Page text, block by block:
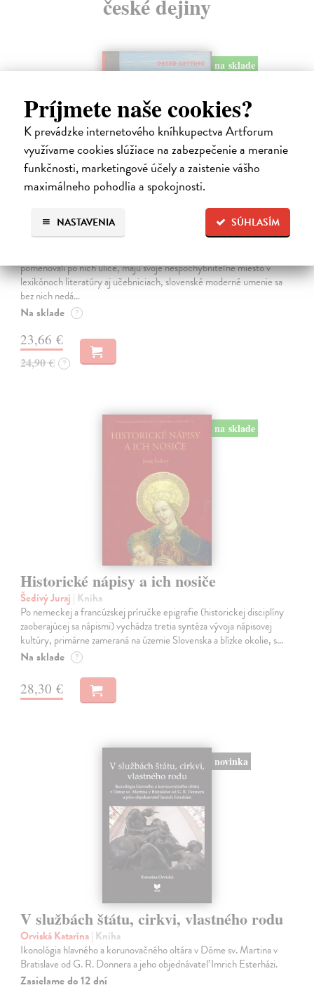
Príjmete naše cookies?
K prevádzke internetového kníhkupectva Artforum
využívame cookies slúžiace na zabezpečenie a meranie
funkčnosti, marketingové účely a zaistenie vášho
maximálneho pohodlia a spokojnosti.
SÚHLASÍM
NASTAVENIA
české dejiny
na sklade
Studne mútne
Getting Peter| Kniha
pomenovali po nich ulice, majú svoje nespochybniteľné miesto v
lexikónoch literatúry aj učebniciach, slovenské moderné umenie sa
bez nich nedá…
Na sklade ?
23,66 €
24,90 € ?
na sklade
Historické nápisy a ich nosiče
Šedivý Juraj | Kniha
Po nemeckej a francúzskej príručke epigrafie (historickej disciplíny
zaoberajúcej sa nápismi) vychádza tretia syntéza vývoja nápisovej
kultúry, primárne zameraná na územie Slovenska a blízke okolie, s…
Na sklade ?
28,30 €
novinka
V službách štátu, cirkvi, vlastného rodu
Orviská Katarína| Kniha
Ikonológia hlavného a korunovačného oltára v Dóme sv. Martina v
Bratislave od G. R. Donnera a jeho objednávateľ Imrich Esterházi.
Zasielame do 12 dní